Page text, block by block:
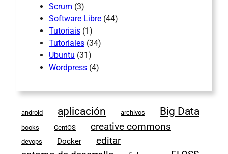
Scrum (3)
Software Libre (44)
Tutoriais (1)
Tutoriales (34)
Ubuntu (31)
Wordpress (4)
android aplicación archivos Big Data
books CentOS creative commons
devops Docker
editar